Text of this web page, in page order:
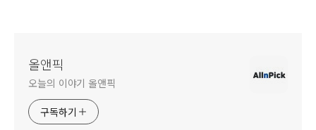
올앤픽
오늘의 이야기 올앤픽
구독하기